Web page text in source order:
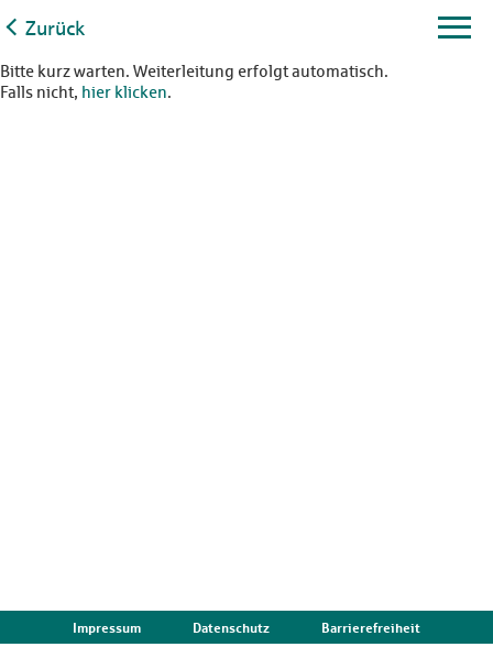
Zurück
Bitte kurz warten. Weiterleitung erfolgt automatisch.
Falls nicht, hier klicken.
Impressum Datenschutz Barrierefreiheit